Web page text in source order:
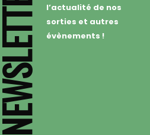
l’actualité de nos
sorties et autres
évènements !